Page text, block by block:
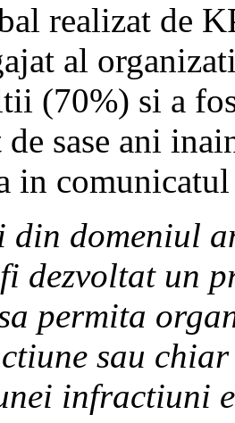
realizat de
al
(70%) si a
sase ani
in comunicatul
din domeniul
dezvoltat un
permita
sau
infractiuni